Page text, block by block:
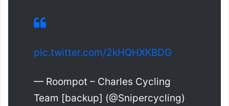
pic.twitter.com/2kHQHXKBDG
— Roompot – Charles Cycling
Team [backup] (@Snipercycling)